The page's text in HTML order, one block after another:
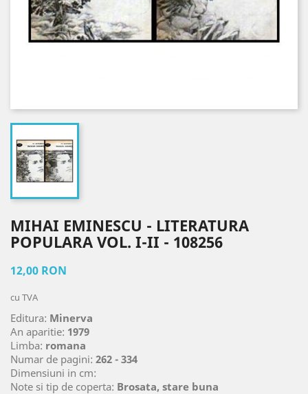
MIHAI EMINESCU - LITERATURA
POPULARA VOL. I-II - 108256
12,00 RON
cu TVA
Editura: Minerva
An aparitie: 1979
Limba: romana
Numar de pagini: 262 - 334
Dimensiuni in cm:
Note si tip de coperta: Brosata, stare buna